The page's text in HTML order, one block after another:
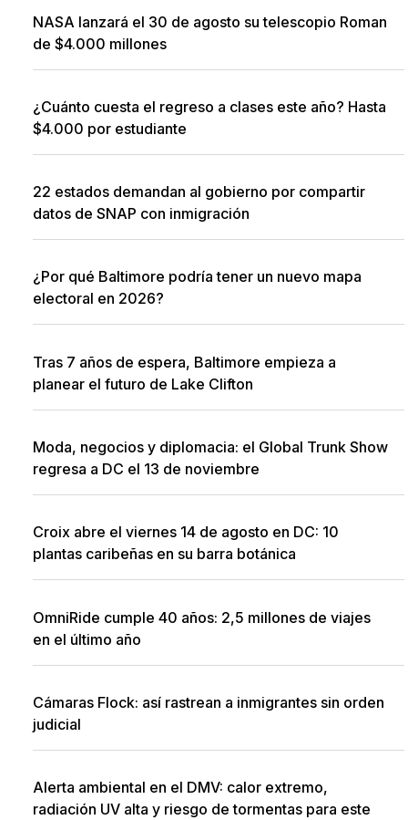
NASA lanzará el 30 de agosto su telescopio Roman
de $4.000 millones
¿Cuánto cuesta el regreso a clases este año? Hasta
$4.000 por estudiante
22 estados demandan al gobierno por compartir
datos de SNAP con inmigración
¿Por qué Baltimore podría tener un nuevo mapa
electoral en 2026?
Tras 7 años de espera, Baltimore empieza a
planear el futuro de Lake Clifton
Moda, negocios y diplomacia: el Global Trunk Show
regresa a DC el 13 de noviembre
Croix abre el viernes 14 de agosto en DC: 10
plantas caribeñas en su barra botánica
OmniRide cumple 40 años: 2,5 millones de viajes
en el último año
Cámaras Flock: así rastrean a inmigrantes sin orden
judicial
Alerta ambiental en el DMV: calor extremo,
radiación UV alta y riesgo de tormentas para este